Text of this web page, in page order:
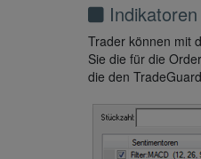
Trader können mit
Sie die für die
die den